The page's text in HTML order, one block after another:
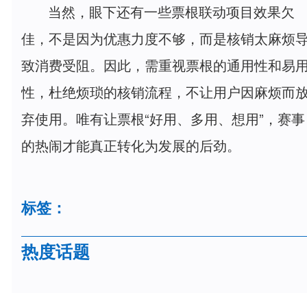
当然，眼下还有一些票根联动项目效果欠
佳，不是因为优惠力度不够，而是核销太麻烦
致消费受阻。因此，需重视票根的通用性和易
性，杜绝烦琐的核销流程，不让用户因麻烦而
弃使用。唯有让票根“好用、多用、想用”，赛事
的热闹才能真正转化为发展的后劲。
标签：
热度话题